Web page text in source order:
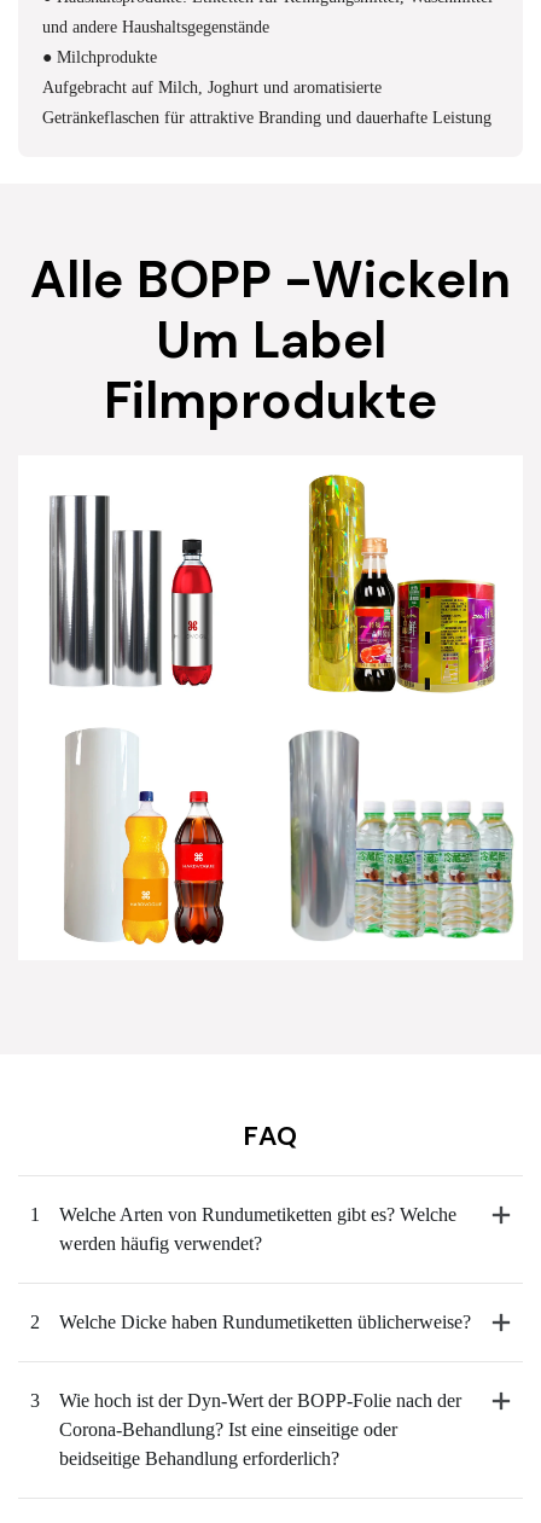
und andere Haushaltsgegenstände
● Milchprodukte
Aufgebracht auf Milch, Joghurt und aromatisierte
Getränkeflaschen für attraktive Branding und dauerhafte Leistung
Alle BOPP -Wickeln
Um Label
Filmprodukte
Metallisierte Wrap -
Label -Film
Holographic Wrap Um
Den Etikettfilm
Pearlized Wrap Around
Label Film
Transparente Wrap -
Label -Filmfilm
FAQ
1
Welche Arten von Rundumetiketten gibt es? Welche
werden häufig verwendet?
2 Welche Dicke haben Rundumetiketten üblicherweise?
3
Wie hoch ist der Dyn-Wert der BOPP-Folie nach der
Corona-Behandlung? Ist eine einseitige oder
beidseitige Behandlung erforderlich?